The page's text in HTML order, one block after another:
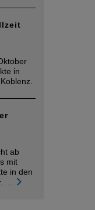
in
ab
mit
in den